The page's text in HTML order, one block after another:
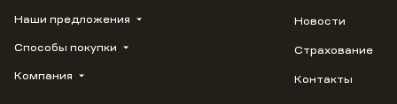
ВЕРН
1799
Наши предложения
Купить квартиру
Студию
Способы покупки
Трейд-ин
Компания
Новости
Страхование
Контакты